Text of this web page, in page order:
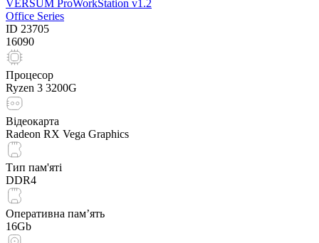
VERSUM ProWorkStation v1.2
Office Series
ID 23705
16090
Процесор
Ryzen 3 3200G
Відеокарта
Radeon RX Vega Graphics
Тип пам'яті
DDR4
Оперативна пам’ять
16Gb